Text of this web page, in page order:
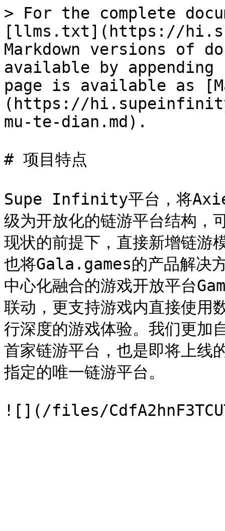
> For the complete
[llms.txt](https://
Markdown versions of
available by
page is available as
(https://
mu-te-dian.md).
# 项目特点
Supe Infinity平台，将
级为开放化的链游平台结构，
现状的前提下，直接新增链
也将Gala.games的产品解决
中心化融合的游戏开放平台
联动，更支持游戏内直接使用
行深度的游戏体验。我们更
首家链游平台，也是即将上线
指定的唯一链游平台。